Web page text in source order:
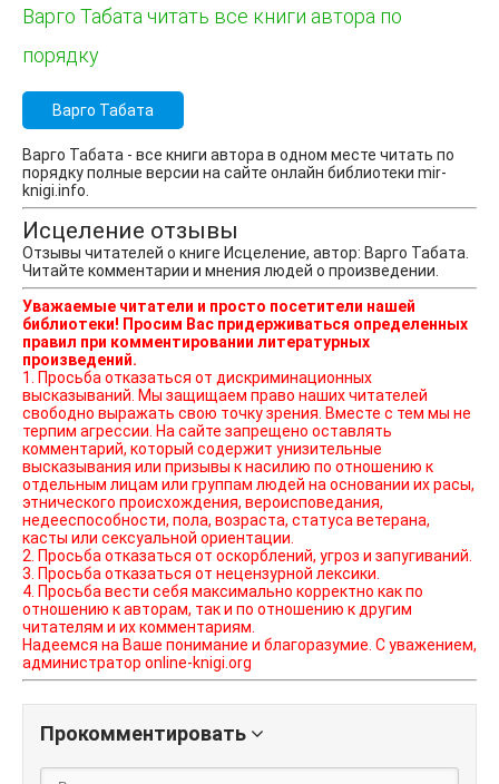
Варго Табата читать все книги автора по
порядку
Варго Табата
Варго Табата - все книги автора в одном месте читать по
порядку полные версии на сайте онлайн библиотеки mir-
knigi.info.
Исцеление отзывы
Отзывы читателей о книге Исцеление, автор: Варго Табата.
Читайте комментарии и мнения людей о произведении.
Уважаемые читатели и просто посетители нашей
библиотеки! Просим Вас придерживаться определенных
правил при комментировании литературных
произведений.
1. Просьба отказаться от дискриминационных
высказываний. Мы защищаем право наших читателей
свободно выражать свою точку зрения. Вместе с тем мы не
терпим агрессии. На сайте запрещено оставлять
комментарий, который содержит унизительные
высказывания или призывы к насилию по отношению к
отдельным лицам или группам людей на основании их расы,
этнического происхождения, вероисповедания,
недееспособности, пола, возраста, статуса ветерана,
касты или сексуальной ориентации.
2. Просьба отказаться от оскорблений, угроз и запугиваний.
3. Просьба отказаться от нецензурной лексики.
4. Просьба вести себя максимально корректно как по
отношению к авторам, так и по отношению к другим
читателям и их комментариям.
Надеемся на Ваше понимание и благоразумие. С уважением,
администратор online-knigi.org
Прокомментировать